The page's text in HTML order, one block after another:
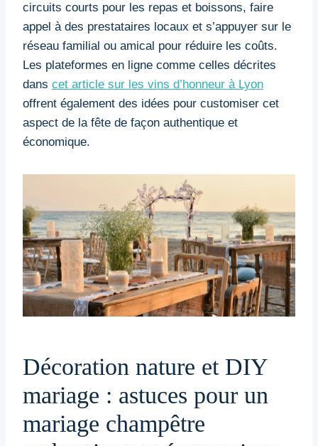
circuits courts pour les repas et boissons, faire
appel à des prestataires locaux et s’appuyer sur le
réseau familial ou amical pour réduire les coûts.
Les plateformes en ligne comme celles décrites
dans cet article sur les vins d’honneur à Lyon
offrent également des idées pour customiser cet
aspect de la fête de façon authentique et
économique.
Décoration nature et DIY
mariage : astuces pour un
mariage champêtre